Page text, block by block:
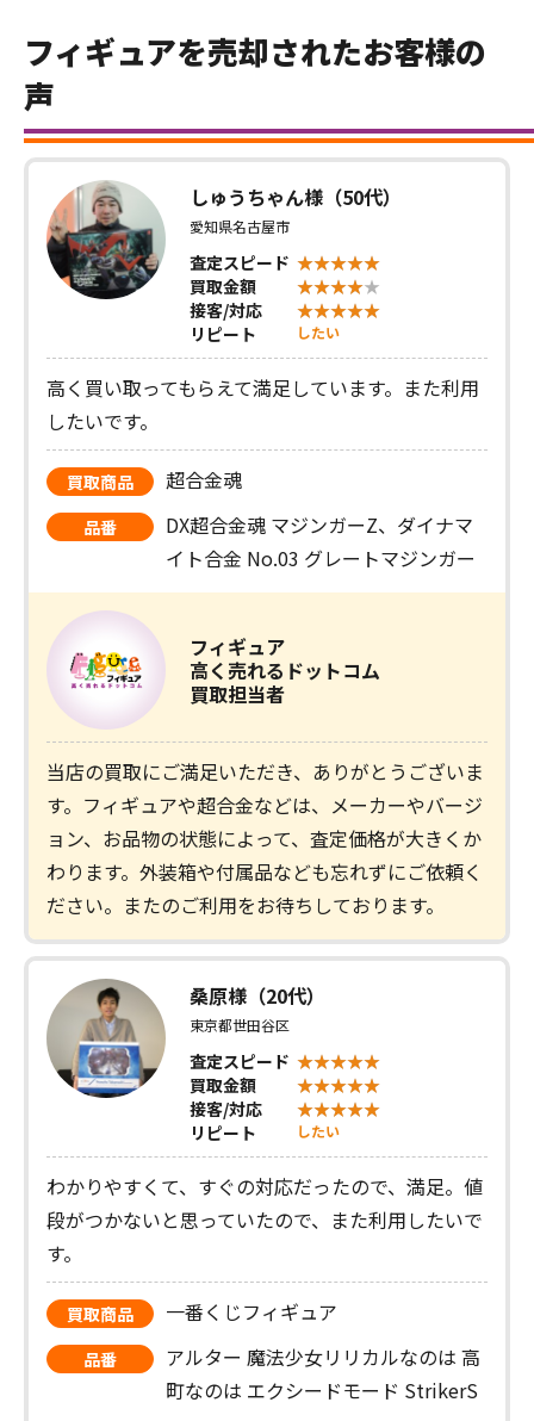
フィギュアを売却されたお客様の
声
しゅうちゃん様（50代）
愛知県名古屋市
査定スピード
買取金額
接客/対応
リピート
したい
高く買い取ってもらえて満足しています。また利用
したいです。
買取商品 超合金魂
品番
DX超合金魂 マジンガーZ、ダイナマ
イト合金 No.03 グレートマジンガー
フィギュア
高く売れるドットコム
買取担当者
当店の買取にご満足いただき、ありがとうございま
す。フィギュアや超合金などは、メーカーやバージ
ョン、お品物の状態によって、査定価格が大きくか
わります。外装箱や付属品なども忘れずにご依頼く
ださい。またのご利用をお待ちしております。
桑原様（20代）
東京都世田谷区
査定スピード
買取金額
接客/対応
リピート
したい
わかりやすくて、すぐの対応だったので、満足。値
段がつかないと思っていたので、また利用したいで
す。
買取商品 一番くじフィギュア
品番
アルター 魔法少女リリカルなのは 高
町なのは エクシードモード StrikerS